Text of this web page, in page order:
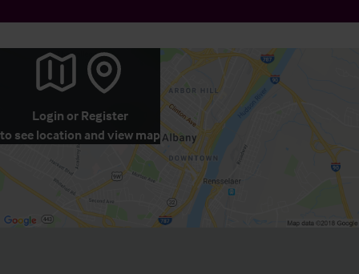
Login or Register
to see location and view map